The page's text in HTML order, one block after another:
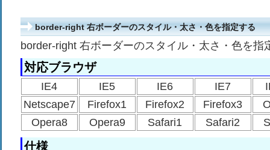
border-right 右ボーダーのスタイル・太さ・色を指定する
border-right 右ボーダーのスタイル・太さ・色を指
対応ブラウザ
IE4 IE5 IE6 IE7
Netscape7
Firefox1 Firefox2 Firefox3
Opera8
Opera9 Safari1 Safari2
仕様